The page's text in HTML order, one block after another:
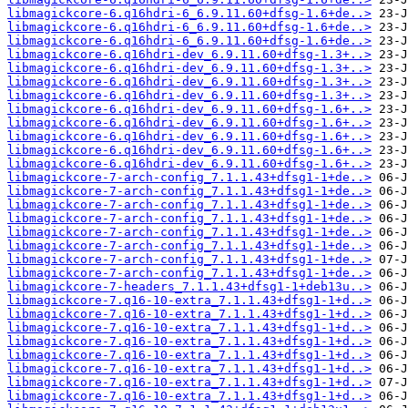
libmagickcore-6.q16hdri-6_6.9.11.60+dfsg-1.6+de..>
libmagickcore-6.q16hdri-6_6.9.11.60+dfsg-1.6+de..>
libmagickcore-6.q16hdri-6_6.9.11.60+dfsg-1.6+de..>
libmagickcore-6.q16hdri-dev_6.9.11.60+dfsg-1.3+..>
libmagickcore-6.q16hdri-dev_6.9.11.60+dfsg-1.3+..>
libmagickcore-6.q16hdri-dev_6.9.11.60+dfsg-1.3+..>
libmagickcore-6.q16hdri-dev_6.9.11.60+dfsg-1.3+..>
libmagickcore-6.q16hdri-dev_6.9.11.60+dfsg-1.6+..>
libmagickcore-6.q16hdri-dev_6.9.11.60+dfsg-1.6+..>
libmagickcore-6.q16hdri-dev_6.9.11.60+dfsg-1.6+..>
libmagickcore-6.q16hdri-dev_6.9.11.60+dfsg-1.6+..>
libmagickcore-6.q16hdri-dev_6.9.11.60+dfsg-1.6+..>
libmagickcore-7-arch-config_7.1.1.43+dfsg1-1+de..>
libmagickcore-7-arch-config_7.1.1.43+dfsg1-1+de..>
libmagickcore-7-arch-config_7.1.1.43+dfsg1-1+de..>
libmagickcore-7-arch-config_7.1.1.43+dfsg1-1+de..>
libmagickcore-7-arch-config_7.1.1.43+dfsg1-1+de..>
libmagickcore-7-arch-config_7.1.1.43+dfsg1-1+de..>
libmagickcore-7-arch-config_7.1.1.43+dfsg1-1+de..>
libmagickcore-7-arch-config_7.1.1.43+dfsg1-1+de..>
libmagickcore-7-headers_7.1.1.43+dfsg1-1+deb13u..>
libmagickcore-7.q16-10-extra_7.1.1.43+dfsg1-1+d..>
libmagickcore-7.q16-10-extra_7.1.1.43+dfsg1-1+d..>
libmagickcore-7.q16-10-extra_7.1.1.43+dfsg1-1+d..>
libmagickcore-7.q16-10-extra_7.1.1.43+dfsg1-1+d..>
libmagickcore-7.q16-10-extra_7.1.1.43+dfsg1-1+d..>
libmagickcore-7.q16-10-extra_7.1.1.43+dfsg1-1+d..>
libmagickcore-7.q16-10-extra_7.1.1.43+dfsg1-1+d..>
libmagickcore-7.q16-10-extra_7.1.1.43+dfsg1-1+d..>